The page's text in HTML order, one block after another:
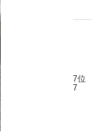
7位
7